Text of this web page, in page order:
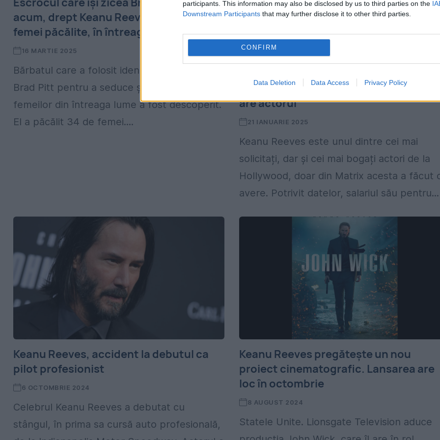
participants. This information may also be disclosed by us to third parties on the
Downstream Participants that may further disclose it to other third parties.
CONFIRM
Data Deletion Data Access Privacy Policy
acum, drept Keanu Reeves. Zeci de
femei păcălite, în întreaga lume
16 MARTIE 2025
Bărbatul care a folosit identitatea falsă a lui
Brad Pitt pentru a seduce și a fura banii
femeilor din întreaga lume a fost descoperit.
El a păcălit 34 de femei....
Matrix. Câte sute de milioane de dolari
are actorul
21 IANUARIE 2025
Keanu Reeves este unul dintre cei mai
solicitați, dar și cei mai bogați actori de la
Hollywood, doar din Matrix acesta a făcut
avere. Potrivit datelor, salariul său pentru...
Keanu Reeves, accident la debutul ca
pilot profesionist
6 OCTOMBRIE 2024
Celebrul Keanu Reeves a debutat cu
stângul, în prima sa cursă auto profesională,
Keanu Reeves pregătește un nou
proiect cinematografic. Lansarea are
loc în octombrie
8 AUGUST 2024
Statele Unite. Lionsgate Television aduce